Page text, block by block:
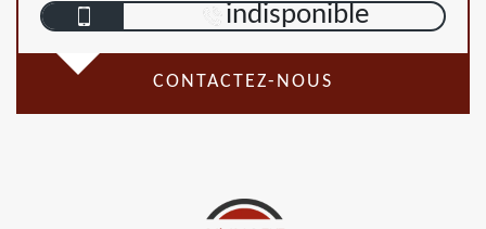
indisponible
CONTACTEZ-NOUS